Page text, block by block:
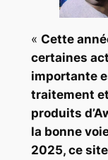
« Cette
certaines
importante
traitement
produits
la bonne
2025, ce